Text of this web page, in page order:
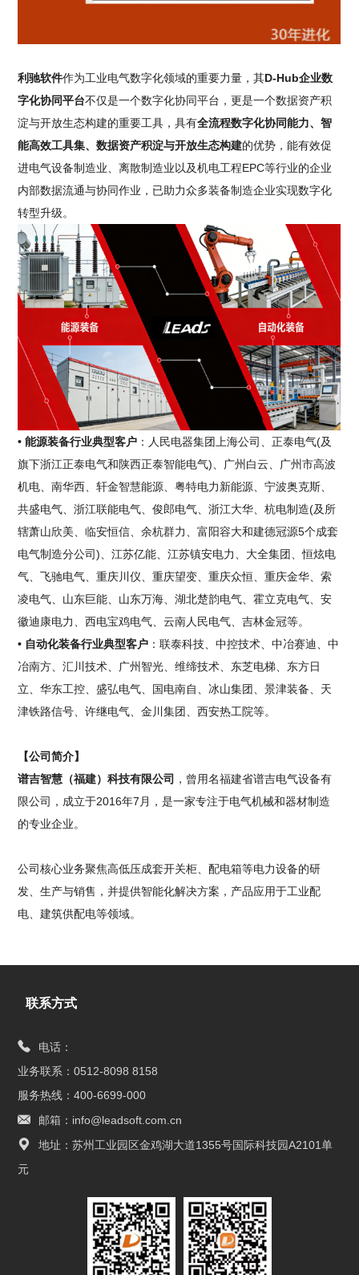
利驰软件作为工业电气数字化领域的重要力量，其D-Hub企业数
字化协同平台不仅是一个数字化协同平台，更是一个数据资产积
淀与开放生态构建的重要工具，具有全流程数字化协同能力、智
能高效工具集、数据资产积淀与开放生态构建的优势，能有效促
进电气设备制造业、离散制造业以及机电工程EPC等行业的企业
内部数据流通与协同作业，已助力众多装备制造企业实现数字化
转型升级。
• 能源装备行业典型客户 ：人民电器集团上海公司、正泰电气(及
旗下浙江正泰电气和陕西正泰智能电气)、广州白云、广州市高波
机电、南华西、轩金智慧能源、粤特电力新能源、宁波奥克斯、
共盛电气、浙江联能电气、俊郎电气、浙江大华、杭电制造(及所
辖萧山欣美、临安恒信、余杭群力、富阳容大和建德冠源5个成套
电气制造分公司)、江苏亿能、江苏镇安电力、大全集团、恒炫电
气、飞驰电气、重庆川仪、重庆望变、重庆众恒、重庆金华、索
凌电气、山东巨能、山东万海、湖北楚韵电气、霍立克电气、安
徽迪康电力、西电宝鸡电气、云南人民电气、吉林金冠等。
• 自动化装备行业典型客户 ：联泰科技、中控技术、中冶赛迪、中
冶南方、汇川技术、广州智光、维缔技术、东芝电梯、东方日
立、华东工控、盛弘电气、国电南自、冰山集团、景津装备、天
津铁路信号、许继电气、金川集团、西安热工院等。
【公司简介】
谱吉智慧（福建）科技有限公司 ，曾用名福建省谱吉电气设备有
限公司，成立于2016年7月，是一家专注于电气机械和器材制造
的专业企业。
公司核心业务聚焦高低压成套开关柜、配电箱等电力设备的研
发、生产与销售，并提供智能化解决方案，产品应用于工业配
电、建筑供配电等领域。
联系方式
电话：
业务联系：0512-8098 8158
服务热线：400-6699-000
邮箱：info@leadsoft.com.cn
地址：苏州工业园区金鸡湖大道1355号国际科技园A2101单
元